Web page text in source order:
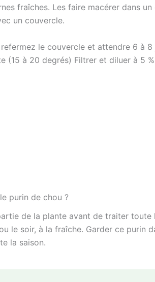
fraîches. Les faire macérer dans
un couvercle.
le couvercle et attendre 6 à 8
(15 à 20 degrés) Filtrer et diluer à 5
purin de chou ?
de la plante avant de traiter toute
le soir, à la fraîche. Garder ce purin
la saison.